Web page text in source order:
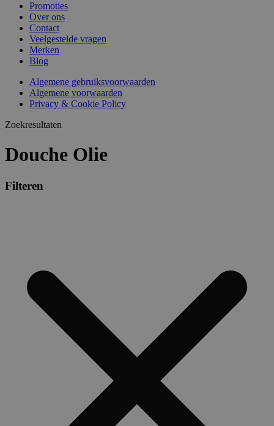
Promoties
Over ons
Contact
Veelgestelde vragen
Merken
Blog
Algemene gebruiksvoorwaarden
Algemene voorwaarden
Privacy & Cookie Policy
Zoekresultaten
Douche Olie
Filteren